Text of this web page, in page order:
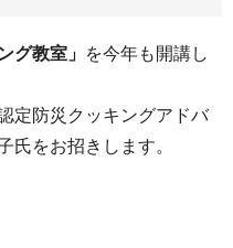
グ教室」 を今年も開講し
定防災クッキングアドバ
氏をお招きします。